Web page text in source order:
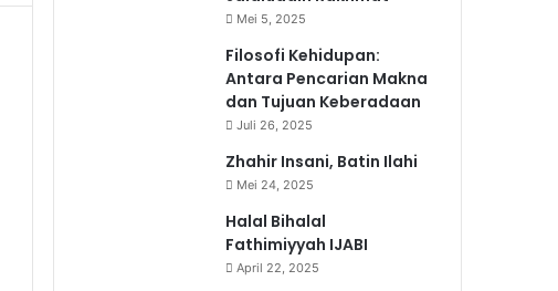
Mei 5, 2025
Filosofi Kehidupan:
Antara Pencarian Makna
dan Tujuan Keberadaan
Juli 26, 2025
Zhahir Insani, Batin Ilahi
Mei 24, 2025
Halal Bihalal
Fathimiyyah IJABI
April 22, 2025